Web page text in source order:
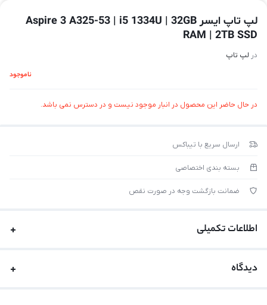
لپ تاپ ایسر Aspire 3 A325-53 | i5 1334U | 32GB
RAM | 2TB SSD
در لپ تاپ
ناموجود
در حال حاضر این محصول در انبار موجود نیست و در دسترس نمی باشد.
ارسال سریع با تیباکس
بسته بندی اختصاصی
ضمانت بازگشت وجه در صورت نقص
اطلاعات تکمیلی
دیدگاه